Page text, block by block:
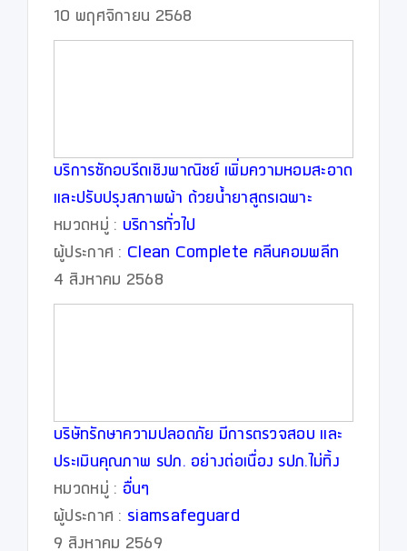
10 พฤศจิกายน 2568
บริการซักอบรีดเชิงพาณิชย์ เพิ่มความหอมสะอาด
และปรับปรุงสภาพผ้า ด้วยน้ำยาสูตรเฉพาะ
หมวดหมู่ : บริการทั่วไป
ผู้ประกาศ : Clean Complete คลีนคอมพลีท
4 สิงหาคม 2568
บริษัทรักษาความปลอดภัย มีการตรวจสอบ และ
ประเมินคุณภาพ รปภ. อย่างต่อเนื่อง รปภ.ไม่ทิ้ง
จุด ไม่หลับขณะปฎิบัติงาน ไม่สาย
หมวดหมู่ : อื่นๆ
ผู้ประกาศ : siamsafeguard
9 สิงหาคม 2569